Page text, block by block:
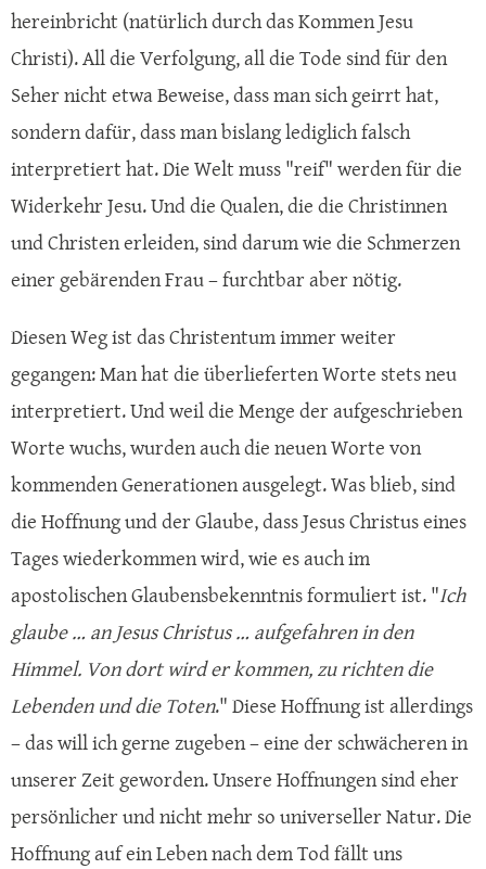
hereinbricht (natürlich durch das Kommen Jesu
Christi). All die Verfolgung, all die Tode sind für den
Seher nicht etwa Beweise, dass man sich geirrt hat,
sondern dafür, dass man bislang lediglich falsch
interpretiert hat. Die Welt muss "reif" werden für die
Widerkehr Jesu. Und die Qualen, die die Christinnen
und Christen erleiden, sind darum wie die Schmerzen
einer gebärenden Frau – furchtbar aber nötig.
Diesen Weg ist das Christentum immer weiter
gegangen: Man hat die überlieferten Worte stets neu
interpretiert. Und weil die Menge der aufgeschrieben
Worte wuchs, wurden auch die neuen Worte von
kommenden Generationen ausgelegt. Was blieb, sind
die Hoffnung und der Glaube, dass Jesus Christus eines
Tages wiederkommen wird, wie es auch im
apostolischen Glaubensbekenntnis formuliert ist. "Ich
glaube … an Jesus Christus … aufgefahren in den
Himmel. Von dort wird er kommen, zu richten die
Lebenden und die Toten." Diese Hoffnung ist allerdings
– das will ich gerne zugeben – eine der schwächeren in
unserer Zeit geworden. Unsere Hoffnungen sind eher
persönlicher und nicht mehr so universeller Natur. Die
Hoffnung auf ein Leben nach dem Tod fällt uns